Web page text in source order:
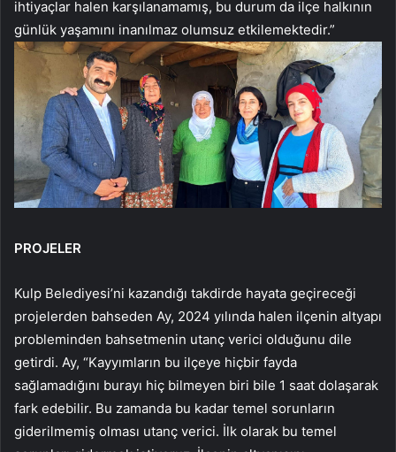
ihtiyaçlar halen karşılanamamış, bu durum da ilçe halkının
günlük yaşamını inanılmaz olumsuz etkilemektedir.”
PROJELER
Kulp Belediyesi’ni kazandığı takdirde hayata geçireceği
projelerden bahseden Ay, 2024 yılında halen ilçenin altyapı
probleminden bahsetmenin utanç verici olduğunu dile
getirdi. Ay, “Kayyımların bu ilçeye hiçbir fayda
sağlamadığını burayı hiç bilmeyen biri bile 1 saat dolaşarak
fark edebilir. Bu zamanda bu kadar temel sorunların
giderilmemiş olması utanç verici. İlk olarak bu temel